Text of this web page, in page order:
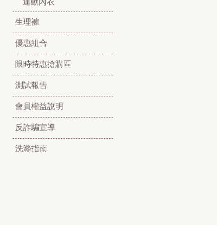
運動內衣
生理褲
優惠組合
限時特惠搶購區
測試報告
會員權益說明
反詐騙宣導
洗滌指南